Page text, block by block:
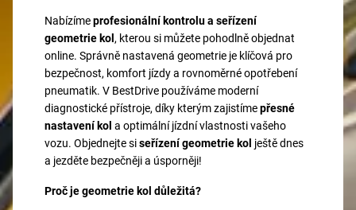
Nabízímeprofesionální kontrolu a seřízení
geometrie kol , kterou si můžete pohodlně objednat
online. Správně nastavená geometrie je klíčová pro
bezpečnost, komfort jízdy a rovnoměrné opotřebení
pneumatik. V BestDrive používáme moderní
diagnostické přístroje, díky kterým zajistímepřesné
nastavení kol a optimální jízdní vlastnosti vašeho
vozu. Objednejte siseřízení geometrie kol ještě dnes
a jezděte bezpečněji a úsporněji!
Proč je geometrie kol důležitá?